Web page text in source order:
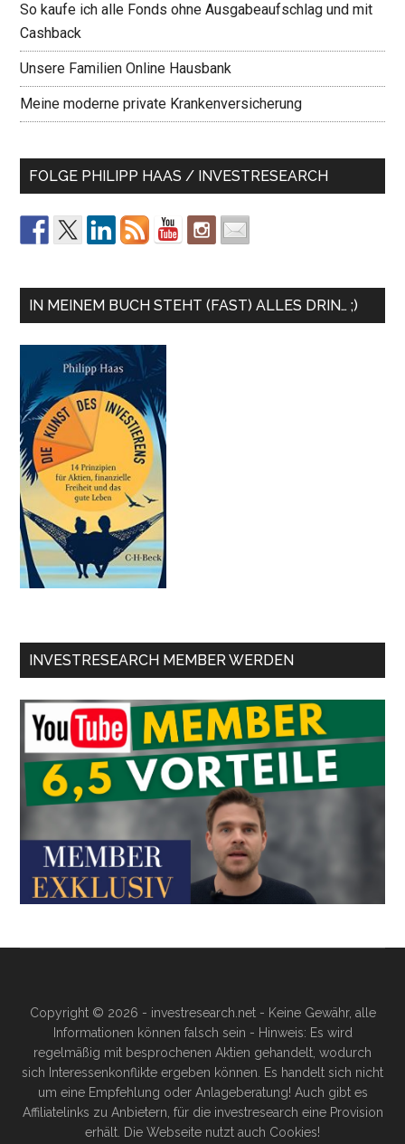
So kaufe ich alle Fonds ohne Ausgabeaufschlag und mit
Cashback
Unsere Familien Online Hausbank
Meine moderne private Krankenversicherung
FOLGE PHILIPP HAAS / INVESTRESEARCH
IN MEINEM BUCH STEHT (FAST) ALLES DRIN… ;)
INVESTRESEARCH MEMBER WERDEN
Copyright © 2026 - investresearch.net - Keine Gewähr, alle
Informationen können falsch sein - Hinweis: Es wird
regelmäßig mit besprochenen Aktien gehandelt, wodurch
sich Interessenkonflikte ergeben können. Es handelt sich nicht
um eine Empfehlung oder Anlageberatung! Auch gibt es
Affiliatelinks zu Anbietern, für die investresearch eine Provision
erhält. Die Webseite nutzt auch Cookies!